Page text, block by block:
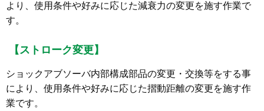
より、使用条件や好みに応じた減衰力の変更を施す作業で
す。
【ストローク変更】
ショックアブソーバ内部構成部品の変更・交換等をする事
により、使用条件や好みに応じた摺動距離の変更を施す作
業です。